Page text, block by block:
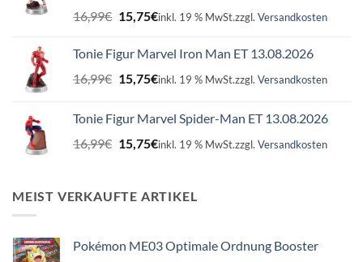
16,99€ Ursprünglicher
Preis
16,99€
15,75€Aktueller
15,75€.
inkl. 19 % MwSt.zzgl. Versandkosten
Tonie Figur Marvel Iron Man ET 13.08.2026
16,99€ Ursprünglicher
Preis
16,99€
15,75€Aktueller
15,75€.
inkl. 19 % MwSt.zzgl. Versandkosten
Tonie Figur Marvel Spider-Man ET 13.08.2026
16,99€ Ursprünglicher
Preis
16,99€
15,75€Aktueller
15,75€.
inkl. 19 % MwSt.zzgl. Versandkosten
MEIST VERKAUFTE ARTIKEL
Pokémon ME03 Optimale Ordnung Booster